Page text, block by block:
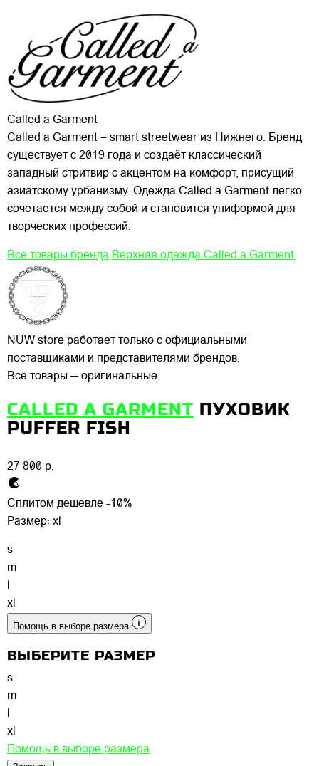
Called a Garment
Called a Garment – smart streetwear из Нижнего. Бренд
существует с 2019 года и создаёт классический
западный стритвир с акцентом на комфорт, присущий
азиатскому урбанизму. Одежда Called a Garment легко
сочетается между собой и становится униформой для
творческих профессий.
Все товары бренда Верхняя одежда Called a Garment
NUW store работает только с официальными
поставщиками и представителями брендов.
Все товары — оригинальные.
CALLED A GARMENT ПУХОВИК
PUFFER FISH
27 800 р.
Сплитом дешевле -10%
Размер: xl
s
m
xl
Помощь в выборе размера
ВЫБЕРИТЕ РАЗМЕР
s
m
l
xl
Помощь в выборе размера